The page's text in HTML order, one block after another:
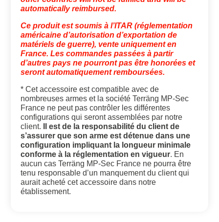
automatically reimbursed.
Ce produit est soumis à l’ITAR (réglementation
américaine d’autorisation d’exportation de
matériels de guerre), vente uniquement en
France. Les commandes passées à partir
d’autres pays ne pourront pas être honorées et
seront automatiquement remboursées.
* Cet accessoire est compatible avec de
nombreuses armes et la société Terräng MP-Sec
France ne peut pas contrôler les différentes
configurations qui seront assemblées par notre
client. Il est de la responsabilité du client de
s’assurer que son arme est détenue dans une
configuration impliquant la longueur minimale
conforme à la réglementation en vigueur. En
aucun cas Terräng MP-Sec France ne pourra être
tenu responsable d’un manquement du client qui
aurait acheté cet accessoire dans notre
établissement.